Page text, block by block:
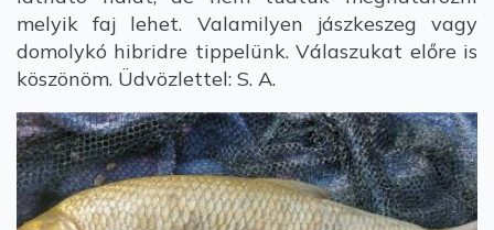
melyik faj lehet. Valamilyen jászkeszeg vagy
domolykó hibridre tippelünk. Válaszukat előre is
köszönöm. Üdvözlettel: S. A.